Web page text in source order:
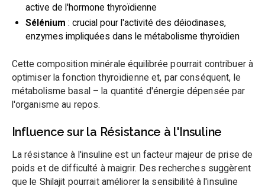
active de l'hormone thyroïdienne
Sélénium : crucial pour l'activité des déiodinases,
enzymes impliquées dans le métabolisme thyroïdien
Cette composition minérale équilibrée pourrait contribuer à
optimiser la fonction thyroïdienne et, par conséquent, le
métabolisme basal – la quantité d'énergie dépensée par
l'organisme au repos.
Influence sur la Résistance à l'Insuline
La résistance à l'insuline est un facteur majeur de prise de
poids et de difficulté à maigrir. Des recherches suggèrent
que le Shilajit pourrait améliorer la sensibilité à l'insuline